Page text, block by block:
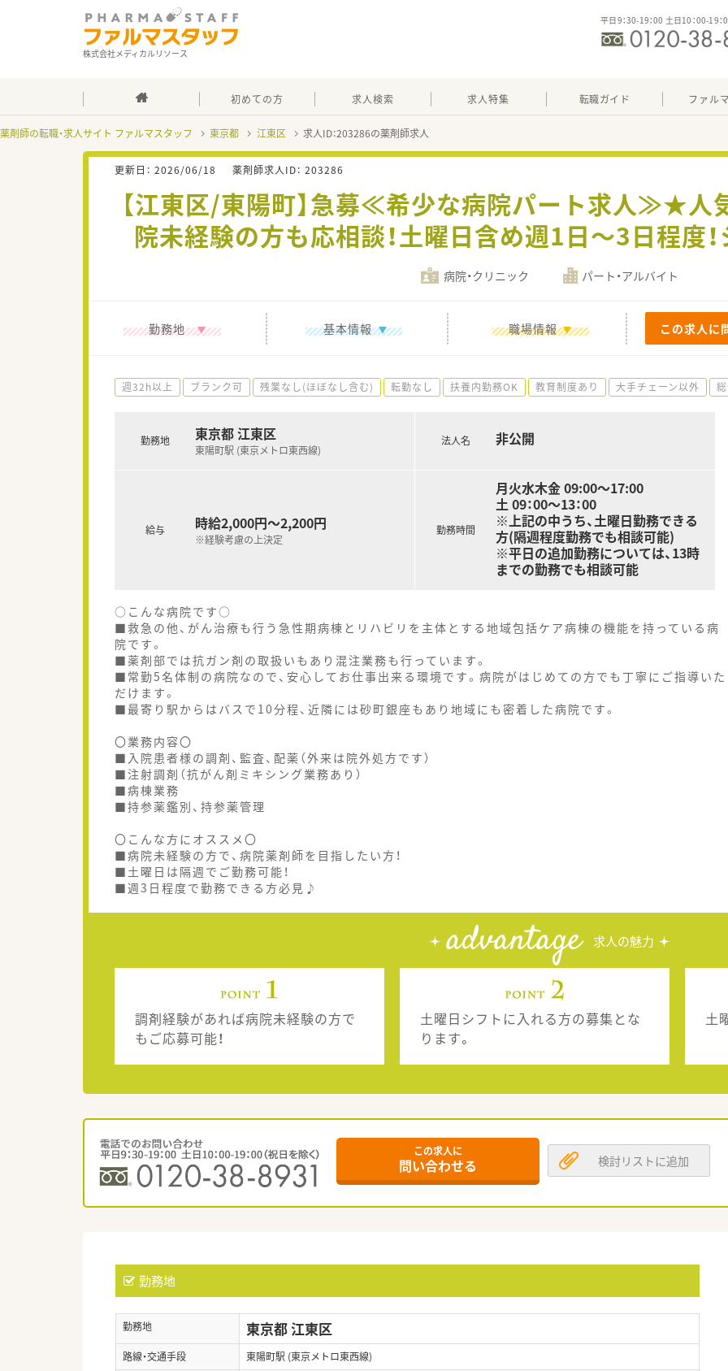
株式会社メディカルリソース
平日9：30-19：00 土日10：00-19：
初めての方 求人検索 求人特集 転職ガイド ファル
薬剤師の転職・求人サイト ファルマスタッフ 東京都 江東区 求人ID：203286の薬剤師求人
更新日： 2026/06/18 薬剤師求人ID： 203286
【江東区/東陽町】急募≪希少な病院パート求人≫★
院未経験の方も応相談！土曜日含め週1日～3日程度
病院・クリニック パート・アルバイト
勤務地 基本情報 職場情報 この求人に
週32h以上 ブランク可 残業なし(ほぼなし含む) 転勤なし 扶養内勤務OK 教育制度あり 大手チェーン以外
勤務地 東京都 江東区
東陽町駅 (東京メトロ東西線)
給与 時給2,000円～2,200円
※経験考慮の上決定
法人名 非公開
勤務時間
月火水木金 09:00～17:00
土 09：00～13：00
※上記の中うち、土曜日勤務できる
方(隔週程度勤務でも相談可能)
※平日の追加勤務については、13時
までの勤務でも相談可能
○こんな病院です○
■救急の他、がん治療も行う急性期病棟とリハビリを主体とする地域包括ケア病棟の機能を持っている病
院です。
■薬剤部では抗ガン剤の取扱いもあり混注業務も行っています。
■常勤5名体制の病院なので、安心してお仕事出来る環境です。病院がはじめての方でも丁寧にご指導いた
だけます。
■最寄り駅からはバスで10分程、近隣には砂町銀座もあり地域にも密着した病院です。
〇業務内容〇
■入院患者様の調剤、監査、配薬（外来は院外処方です）
■注射調剤（抗がん剤ミキシング業務あり）
■病棟業務
■持参薬鑑別、持参薬管理
〇こんな方にオススメ〇
■病院未経験の方で、病院薬剤師を目指したい方！
■土曜日は隔週でご勤務可能！
■週3日程度で勤務できる方必見♪
advantage 求人の魅力
調剤経験があれば病院未経験の方で
もご応募可能！
土曜日シフトに入れる方の募集とな
ります。
土
この求人に
問い合わせる 検討リストに追加
勤務地
勤務地 東京都 江東区
路線・交通手段
東陽町駅 (東京メトロ東西線)